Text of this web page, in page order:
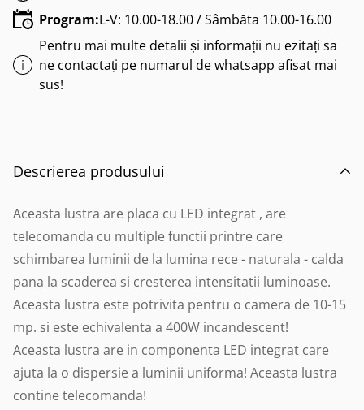
Program:L-V: 10.00-18.00 / Sâmbăta 10.00-16.00
Pentru mai multe detalii și informații nu ezitați sa
ne contactați pe numarul de whatsapp afisat mai
sus!
Descrierea produsului
Aceasta lustra are placa cu LED integrat , are
telecomanda cu multiple functii printre care
schimbarea luminii de la lumina rece - naturala - calda
pana la scaderea si cresterea intensitatii luminoase.
Aceasta lustra este potrivita pentru o camera de 10-15
mp. si este echivalenta a 400W incandescent!
Aceasta lustra are in componenta LED integrat care
ajuta la o dispersie a luminii uniforma! Aceasta lustra
contine telecomanda!